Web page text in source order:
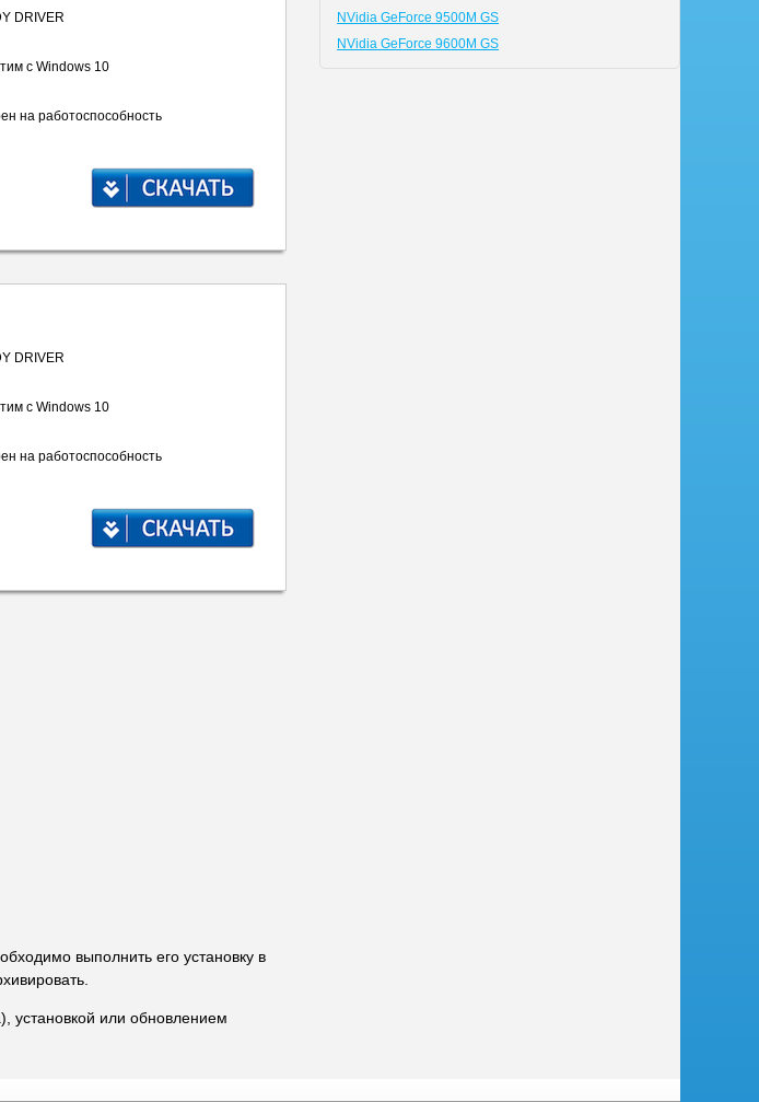
DRIVER
с Windows 10
на работоспособность
DRIVER
с Windows 10
на работоспособность
выполнить его установку в
установкой или обновлением
NVidia GeForce 9500M GS
NVidia GeForce 9600M GS